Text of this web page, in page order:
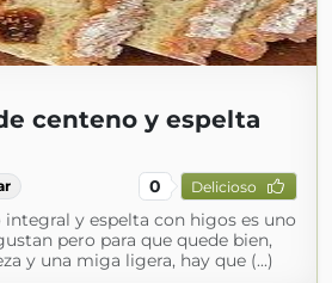
centeno y espelta
0 Delicioso
integral y espelta con higos es uno
pero para que quede bien,
y una miga ligera, hay que (...)